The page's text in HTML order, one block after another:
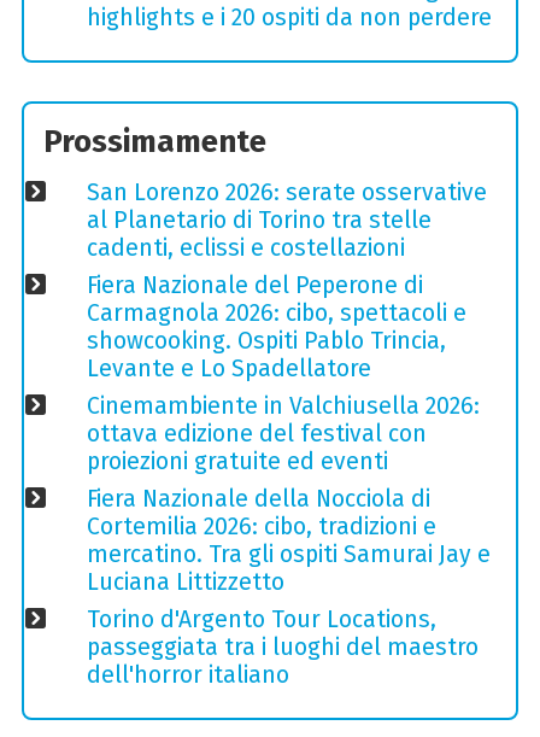
highlights e i 20 ospiti da non perdere
Prossimamente
San Lorenzo 2026: serate osservative
al Planetario di Torino tra stelle
cadenti, eclissi e costellazioni
Fiera Nazionale del Peperone di
Carmagnola 2026: cibo, spettacoli e
showcooking. Ospiti Pablo Trincia,
Levante e Lo Spadellatore
Cinemambiente in Valchiusella 2026:
ottava edizione del festival con
proiezioni gratuite ed eventi
Fiera Nazionale della Nocciola di
Cortemilia 2026: cibo, tradizioni e
mercatino. Tra gli ospiti Samurai Jay e
Luciana Littizzetto
Torino d'Argento Tour Locations,
passeggiata tra i luoghi del maestro
dell'horror italiano